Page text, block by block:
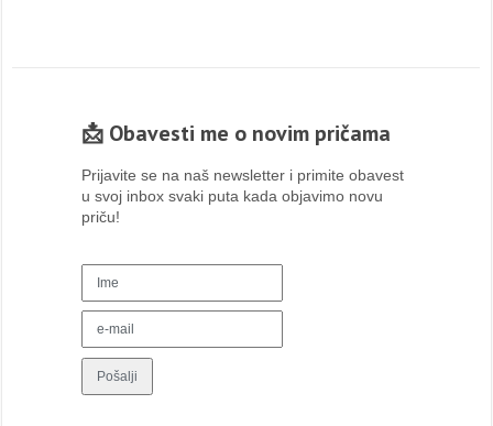
📩 Obavesti me o novim pričama
Prijavite se na naš newsletter i primite obavest
u svoj inbox svaki puta kada objavimo novu
priču!